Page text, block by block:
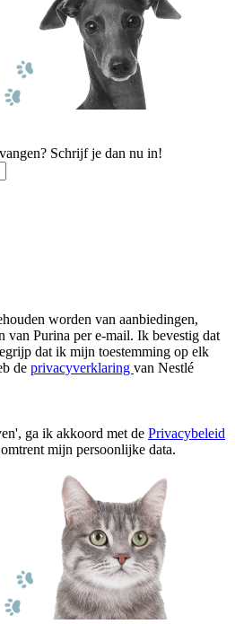
Schrijf je dan nu in!
worden van aanbiedingen,
van Purina per e-mail. Ik bevestig dat
dat ik mijn toestemming op elk
de privacyverklaring van Nestlé
ga ik akkoord met de Privacybeleid
mijn persoonlijke data.